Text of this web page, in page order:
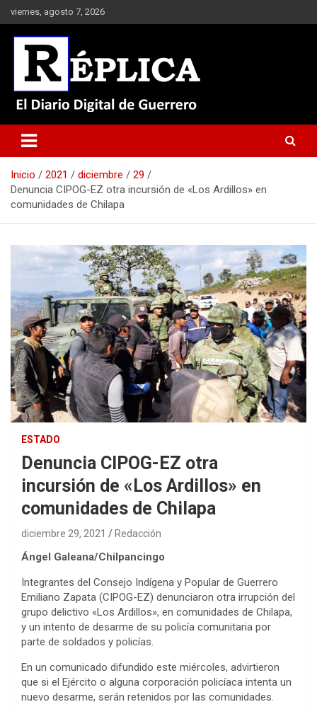
Saltar
al
contenido
viernes, agosto 7, 2026
Réplica
Inicio 2021 diciembre
29
Denuncia CIPOG-EZ otra incursión de «Los Ardillos» en
comunidades de Chilapa
ESTADO
Denuncia CIPOG-EZ otra
incursión de «Los Ardillos» en
comunidades de Chilapa
diciembre 29, 2021 Redacción
Ángel Galeana/Chilpancingo
Integrantes del Consejo Indígena y Popular de Guerrero
Emiliano Zapata (CIPOG-EZ) denunciaron otra irrupción del
grupo delictivo «Los Ardillos», en comunidades de Chilapa,
y un intento de desarme de su policía comunitaria por
parte de soldados y policías.
En un comunicado difundido este miércoles, advirtieron
que si el Ejército o alguna corporación policíaca intenta un
nuevo desarme, serán retenidos por las comunidades.